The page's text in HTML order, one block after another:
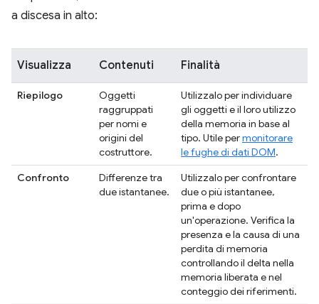
a discesa in alto:
Visualizza Contenuti Finalità
Riepilogo
Oggetti
raggruppati
per nomi e
origini del
costruttore.
Utilizzalo per individuare
gli oggetti e il loro utilizzo
della memoria in base al
tipo. Utile permonitorare
le fughe di dati DOM.
Confronto
Differenze tra
due istantanee.
Utilizzalo per confrontare
due o più istantanee,
prima e dopo
un'operazione. Verifica la
presenza e la causa di una
perdita di memoria
controllando il delta nella
memoria liberata e nel
conteggio dei riferimenti.